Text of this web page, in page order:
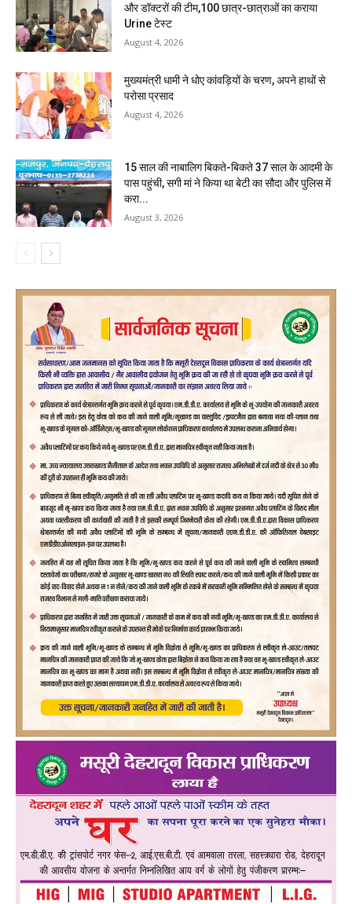
और डॉक्टरों की टीम,100 छात्र-छात्राओं का कराया
Urine टेस्ट
August 4, 2026
मुख्यमंत्री धामी ने धोए कांवड़ियों के चरण, अपने हाथों से
परोसा प्रसाद
August 4, 2026
15 साल की नाबालिग बिकते-बिकते 37 साल के आदमी के
पास पहुंची, सगी मां ने किया था बेटी का सौदा और पुलिस में
करा...
August 3, 2026